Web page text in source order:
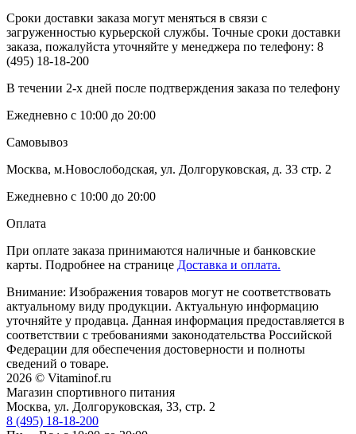
Сроки доставки заказа могут меняться в связи с
загруженностью курьерской службы. Точные сроки доставки
заказа, пожалуйста уточняйте у менеджера по телефону: 8
(495) 18-18-200
В течении 2-х дней после подтверждения заказа по телефону
Ежедневно с 10:00 до 20:00
Самовывоз
Москва, м.Новослободская, ул. Долгоруковская, д. 33 стр. 2
Ежедневно с 10:00 до 20:00
Оплата
При оплате заказа принимаются наличные и банковские
карты. Подробнее на странице Доставка и оплата.
Внимание: Изображения товаров могут не соответствовать
актуальному виду продукции. Актуальную информацию
уточняйте у продавца. Данная информация предоставляется в
соответствии с требованиями законодательства Российской
Федерации для обеспечения достоверности и полноты
сведений о товаре.
2026 © Vitaminof.ru
Магазин спортивного питания
Москва, ул. Долгоруковская, 33, стр. 2
8 (495) 18-18-200